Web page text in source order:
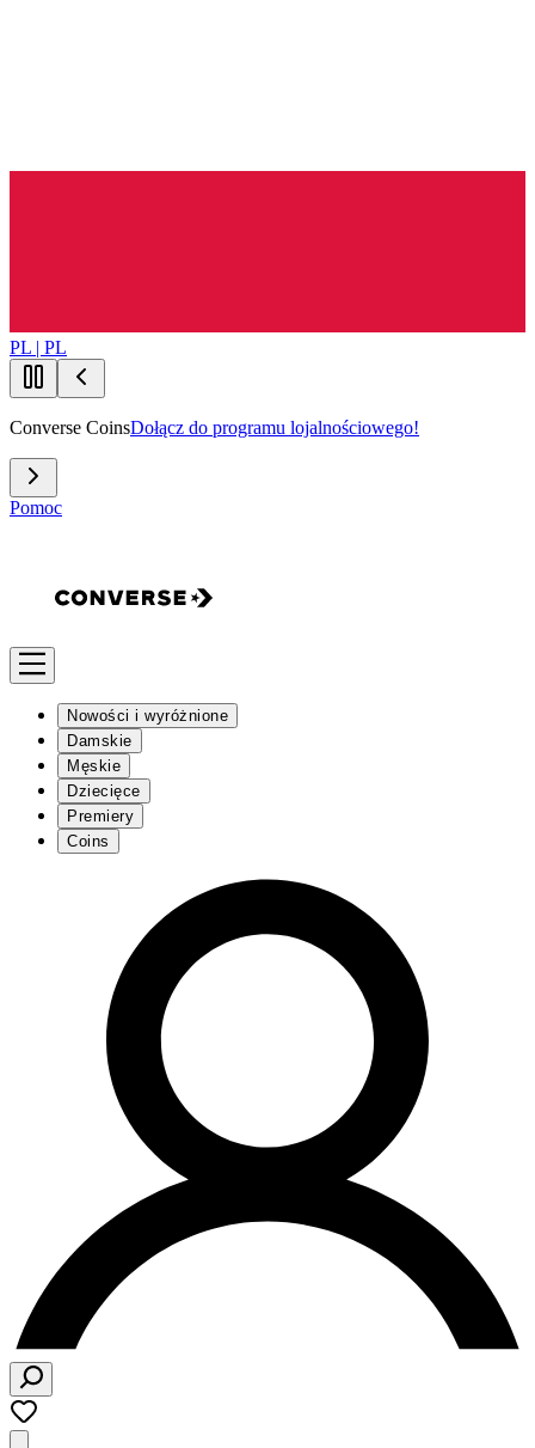
PL | PL
Converse CoinsDołącz do programu lojalnościowego!
Pomoc
Nowości i wyróżnione
Damskie
Męskie
Dziecięce
Premiery
Coins